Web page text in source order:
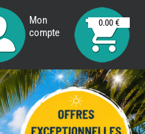
Mon
compte
0.00 €